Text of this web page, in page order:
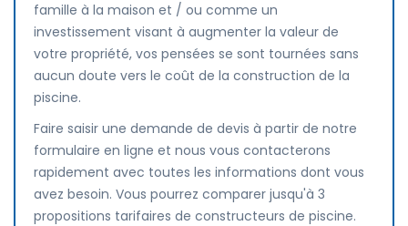
famille à la maison et / ou comme un
investissement visant à augmenter la valeur de
votre propriété, vos pensées se sont tournées sans
aucun doute vers le coût de la construction de la
piscine.
Faire saisir une demande de devis à partir de notre
formulaire en ligne et nous vous contacterons
rapidement avec toutes les informations dont vous
avez besoin. Vous pourrez comparer jusqu'à 3
propositions tarifaires de constructeurs de piscine.